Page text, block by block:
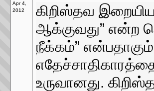
Apr 4,
2012
கிறிஸ்தவ
ஆக்குவது” என்ற
நீக்கம்”
உருவானது.